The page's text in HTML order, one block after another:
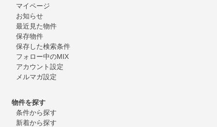
マイページ
お知らせ
最近見た物件
保存物件
保存した検索条件
フォロー中のMIX
アカウント設定
メルマガ設定
物件を探す
条件から探す
新着から探す